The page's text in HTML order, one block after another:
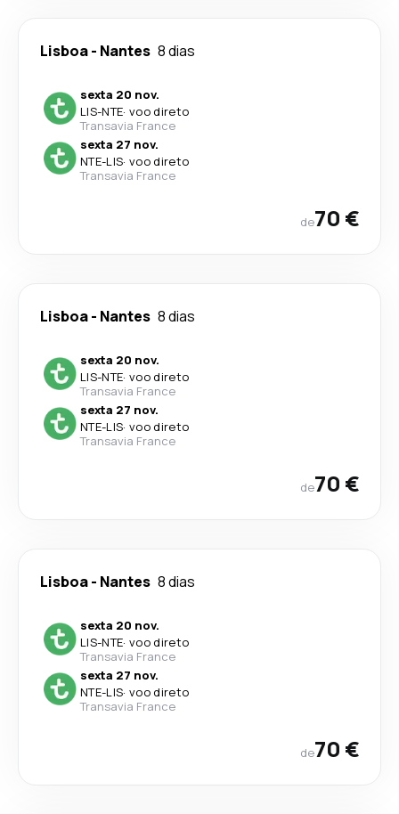
Lisboa- Nantes 8 dias
sexta 20 nov.
LIS-NTE· voo direto
Transavia France
sexta 27 nov.
NTE-LIS· voo direto
Transavia France
de70 €
Lisboa- Nantes 8 dias
sexta 20 nov.
LIS-NTE· voo direto
Transavia France
sexta 27 nov.
NTE-LIS· voo direto
Transavia France
de70 €
Lisboa- Nantes 8 dias
sexta 20 nov.
LIS-NTE· voo direto
Transavia France
sexta 27 nov.
NTE-LIS· voo direto
Transavia France
de70 €